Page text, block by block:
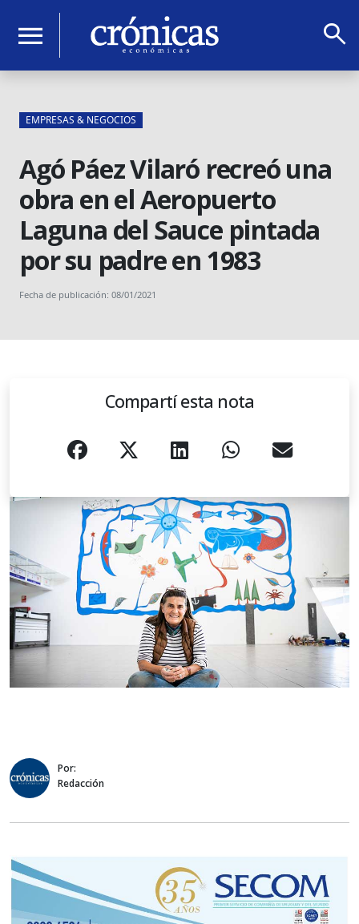
menu search
EMPRESAS & NEGOCIOS
Agó Páez Vilaró recreó una
obra en el Aeropuerto
Laguna del Sauce pintada
por su padre en 1983
Fecha de publicación: 08/01/2021
Compartí esta nota
Por:
Redacción